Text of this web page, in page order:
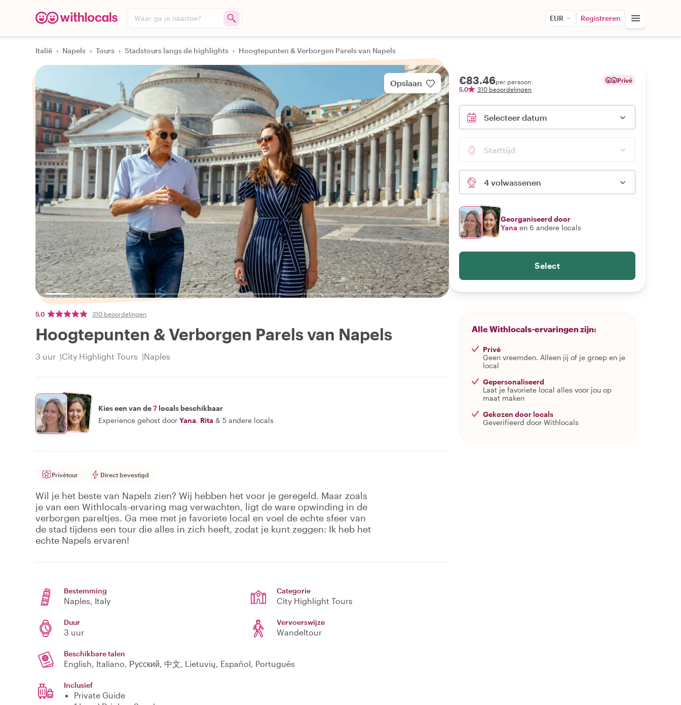
Waar ga je naartoe? EUR Registreren
Italië › Napels › Tours › Stadstours langs de highlights › Hoogtepunten & Verborgen Parels van Napels
Opslaan
5,0 310 beoordelingen
Hoogtepunten & Verborgen Parels van Napels
3 uur City Highlight Tours Naples
Kies een van de7 locals beschikbaar
Experience gehost door Yana, Rita & 5 andere locals
Privétour Direct bevestigd
Wil je het beste van Napels zien? Wij hebben het voor je geregeld. Maar zoals
je van een Withlocals-ervaring mag verwachten, ligt de ware opwinding in de
verborgen pareltjes. Ga mee met je favoriete local en voel de echte sfeer van
de stad tijdens een tour die alles in zich heeft, zodat je kunt zeggen: Ik heb het
echte Napels ervaren!
Bestemming
Naples, Italy
Categorie
City Highlight Tours
Duur
3 uur
Vervoerswijze
Wandeltour
Beschikbare talen
English, Italiano, Русский, 中文, Lietuvių, Español, Português
Inclusief
Private Guide
€83.46per persoon
5,0
310 beoordelingen
Privé
Selecteer datum
Starttijd
4 volwassenen
Georganiseerd door
Yana en 6 andere locals
Select
Alle Withlocals-ervaringen zijn:
Privé
Geen vreemden. Alleen jij of je groep en je
local
Gepersonaliseerd
Laat je favoriete local alles voor jou op
maat maken
Gekozen door locals
Geverifieerd door Withlocals